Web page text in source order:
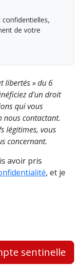
de votre
libertés » du 6
d'un droit
qui vous
nous contactant.
légitimes, vous
concernant.
avoir pris
, et je
sentinelle